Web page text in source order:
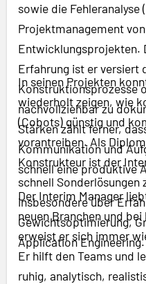
sowie die Fehleranalyse
Projektmanagement
Entwicklungsprojekten.
Erfahrung ist er versiert
Konstruktionsprozesse
nachvollziehbar zu
Stärken zählt ferner,
Kommunikation und
schnell eine produktive
In seinen Projekten
wiederholt zeigen, wie
(Cobots) günstig und
vorantreiben. Als
Konstrukteur ist der
schnell
insbesondere über
Gewichtsoptimierung,
Application Engineering.
Der Interim Manager
neuen Branchen und
erweist er sich immer
Er hilft den Teams und
ruhig, analytisch,